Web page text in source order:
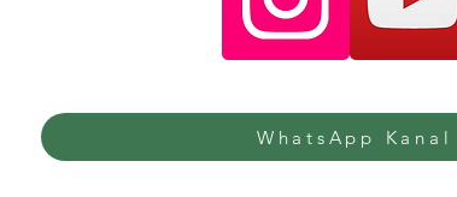
WhatsApp Kanal